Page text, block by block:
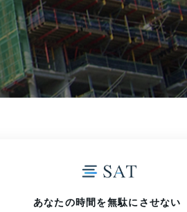
あなたの時間を無駄にさせない